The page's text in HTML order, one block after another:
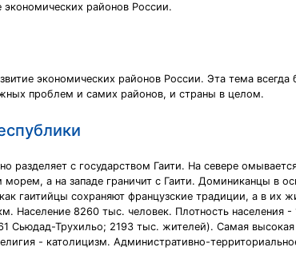
районов России.
экономических районов России. Эта тема всегда
проблем и самих районов, и страны в целом.
разделяет с государством Гаити. На севере
а на западе граничит с Гаити. Доминиканцы в
гаитийцы сохраняют французские традиции, а в их
8260 тыс. человек. Плотность населения -
Сьюдад-Трухильо; 2193 тыс. жителей). Самая
- католицизм. Административно-